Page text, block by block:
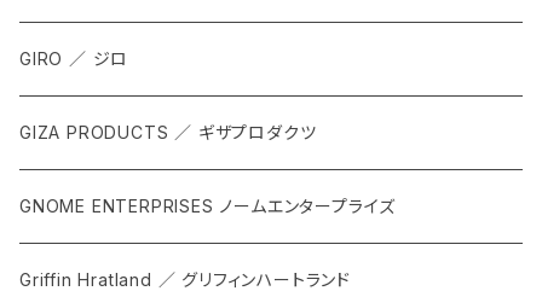
GIRO ／ ジロ
GIZA PRODUCTS ／ ギザプロダクツ
GNOME ENTERPRISES ノームエンタープライズ
Griffin Hratland ／ グリフィンハートランド